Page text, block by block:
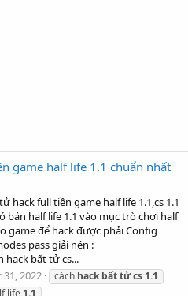
game half life 1.1 chuẩn nhất
hack full tiền game half life 1.1,cs 1.1
bản half life 1.1 vào mục trò chơi half
game để hack được phải Config
pass giải nén :
bất tử cs...
31, 2022 cách hack bấttửcs 1.1
life 1.1